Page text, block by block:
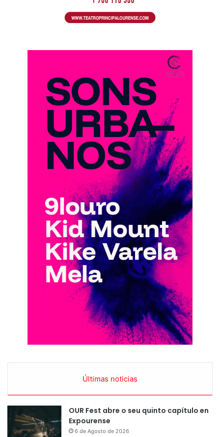
Últimas noticias
OUR Fest abre o seu quinto capítulo en
Expourense
6 de Agosto de 2026